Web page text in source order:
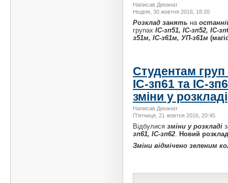
Написав Деканат
Неділя, 30 жовтня 2016, 18:20
Розклад занять на
групах ІС-зп51, ІС-зп52, ІС-
з51м, ІС-з61м, УП-з61м
Студентам груп
ІС-зп61 та ІС-
зміни у розкладі
Написав Деканат
П'ятниця, 21 жовтня 2016, 20:45
Відбулися зміни у розкладі
зп61, ІС-зп62. Новий розклад
Зміни відмічено зеленим